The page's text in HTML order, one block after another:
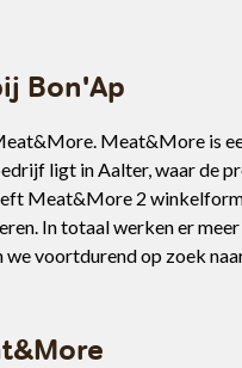
Bon'Ap
Meat&More is
ligt in Aalter, waar de
Meat&More 2
In totaal werken er
voortdurend op zoek